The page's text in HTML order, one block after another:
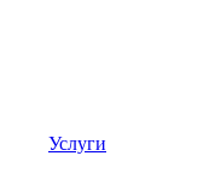
Услуги